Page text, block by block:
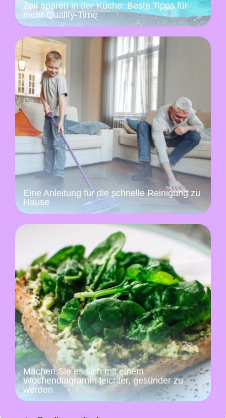
Zeit sparen in der Küche: Beste Tipps für
mehr Quality-Time
Eine Anleitung für die schnelle Reinigung zu
Hause
Machen Sie es sich mit einem
Wochendiagramm leichter, gesünder zu
werden